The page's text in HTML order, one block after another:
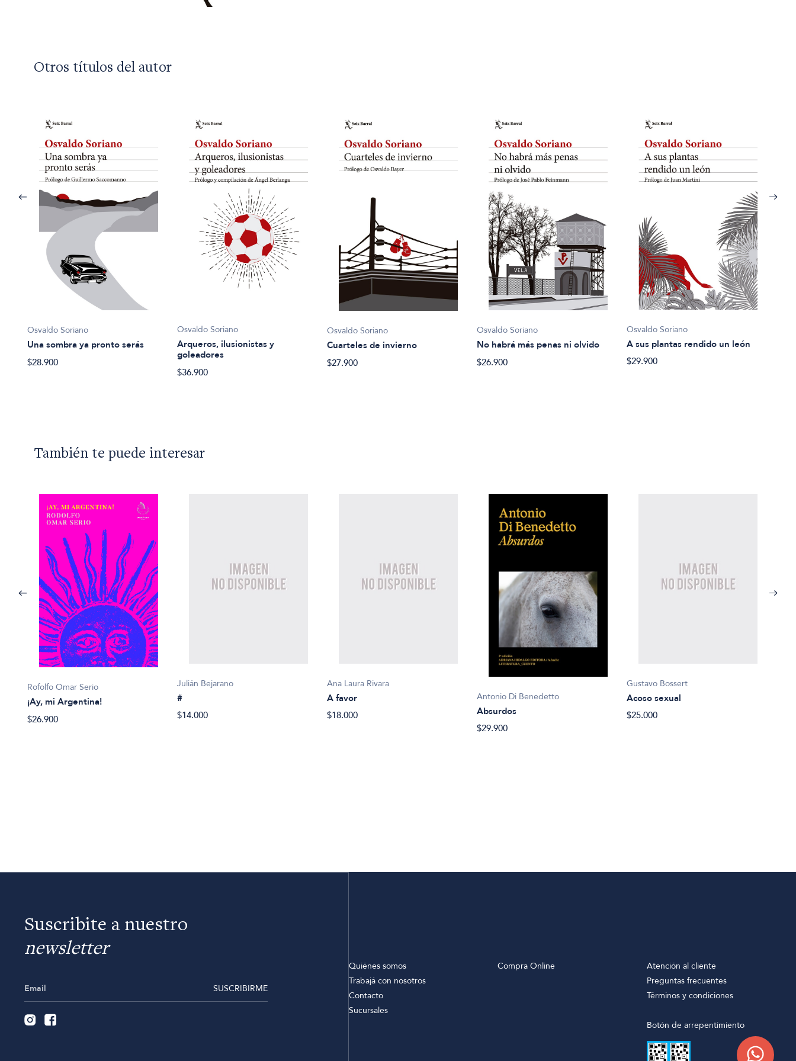
Otros títulos del autor
Osvaldo Soriano
Una sombra ya pronto serás
$28.900
Osvaldo Soriano
Arqueros, ilusionistas y
goleadores
$36.900
Osvaldo Soriano
Cuarteles de invierno
$27.900
Osvaldo Soriano
No habrá más penas ni olvido
$26.900
Osvaldo Soriano
A sus plantas rendido un león
$29.900
También te puede interesar
Rofolfo Omar Serio
¡Ay, mi Argentina!
$26.900
Julián Bejarano
#
$14.000
Ana Laura Rivara
A favor
$18.000
Antonio Di Benedetto
Absurdos
$29.900
Gustavo Bossert
Acoso sexual
$25.000
Suscribite a nuestro
newsletter
SUSCRIBIRME
Quiénes somos
Trabajá con nosotros
Contacto
Sucursales
Compra Online
Atención al cliente
Preguntas frecuentes
Términos y condiciones
Botón de arrepentimiento